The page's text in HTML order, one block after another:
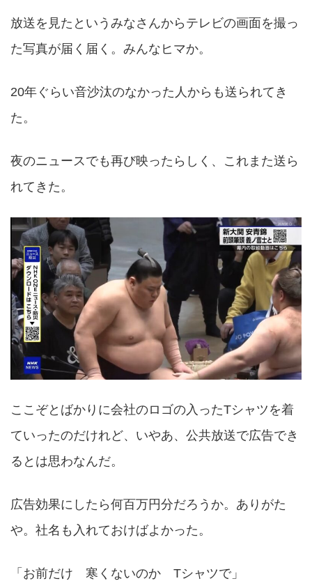
放送を見たというみなさんからテレビの画面を撮っ
た写真が届く届く。みんなヒマか。
20年ぐらい音沙汰のなかった人からも送られてき
た。
夜のニュースでも再び映ったらしく、これまた送ら
れてきた。
ここぞとばかりに会社のロゴの入ったTシャツを着
ていったのだけれど、いやあ、公共放送で広告でき
るとは思わなんだ。
広告効果にしたら何百万円分だろうか。ありがた
や。社名も入れておけばよかった。
「お前だけ 寒くないのか Tシャツで」